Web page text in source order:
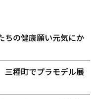
の健康願い元気にか
種町でプラモデル展